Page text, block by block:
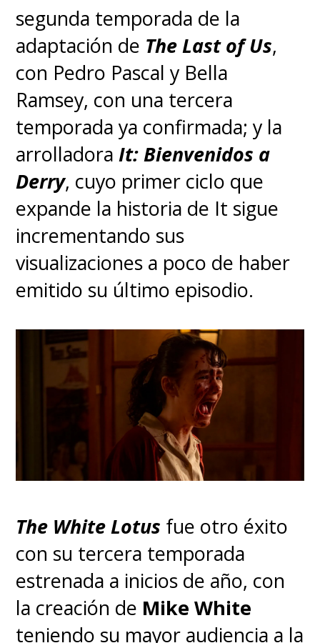
segunda temporada de la
adaptación de The Last of Us,
con Pedro Pascal y Bella
Ramsey, con una tercera
temporada ya confirmada; y la
arrolladoraIt: Bienvenidos a
Derry, cuyo primer ciclo que
expande la historia de It sigue
incrementando sus
visualizaciones a poco de haber
emitido su último episodio.
The White Lotus fue otro éxito
con su tercera temporada
estrenada a inicios de año, con
la creación de Mike White
teniendo su mayor audiencia a la